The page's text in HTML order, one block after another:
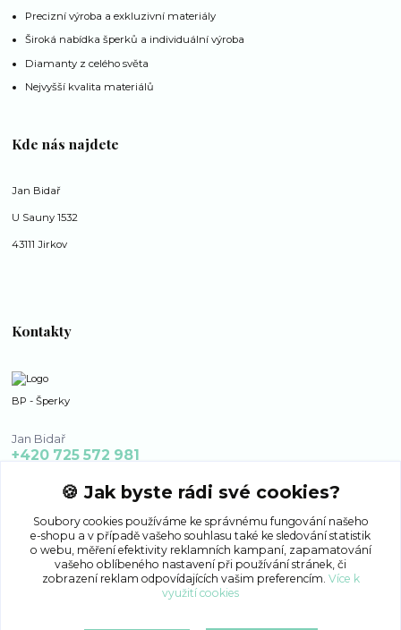
Precizní výroba a exkluzivní materiály
Široká nabídka šperků a individuální výroba
Diamanty z celého světa
Nejvyšší kvalita materiálů
Kde nás najdete
Jan Bidař
U Sauny 1532
43111 Jirkov
Kontakty
BP - Šperky
Jan Bidař
+420 725 572 981
🍪 Jak byste rádi své cookies?
Soubory cookies používáme ke správnému fungování našeho
e-shopu a v případě vašeho souhlasu také ke sledování statistik
o webu, měření efektivity reklamních kampaní, zapamatování
vašeho oblíbeného nastavení při používání stránek, či
zobrazení reklam odpovídajících vašim preferencím. Více k
využití cookies